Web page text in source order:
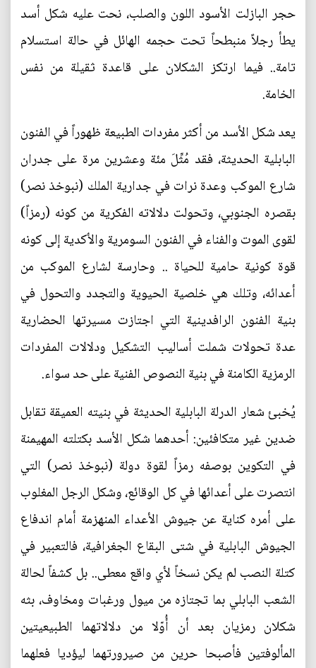
حجر البازلت الأسود اللون والصلب، نحت عليه شكل أسد
يطأ رجلاً منبطحاً تحت حجمه الهائل في حالة استسلام
تامة.. فيما ارتكز الشكلان على قاعدة ثقيلة من نفس
الخامة.
يعد شكل الأسد من أكثر مفردات الطبيعة ظهوراً في الفنون
البابلية الحديثة، فقد مُثِّلَ مئة وعشرين مرة على جدران
شارع الموكب وعدة نرات في جدارية الملك (نبوخذ نصر)
بقصره الجنوبي، وتحولت دلالاته الفكرية من كونه (رمزاً)
لقوى الموت والفناء في الفنون السومرية والأكدية إلى كونه
قوة كونية حامية للحياة .. وحارسة لشارع الموكب من
أعدائه، وتلك هي خلصية الحيوية والتجدد والتحول في
بنية الفنون الرافدينية التي اجتازت مسيرتها الحضارية
عدة تحولات شملت أساليب التشكيل ودلالات المفردات
الرمزية الكامنة في بنية النصوص الفنية على حد سواء.
يُخبئ شعار الدرلة البابلية الحديثة في بنيته العميقة تقابل
ضدين غير متكافئين: أحدهما شكل الأسد بكتلته المهيمنة
في التكوين بوصفه رمزاً لقوة دولة (نبوخذ نصر) التي
انتصرت على أعدائها في كل الوقائع، وشكل الرجل المغلوب
على أمره كناية عن جيوش الأعداء المنهزمة أمام اندفاع
الجيوش البابلية في شتى البقاع الجغرافية، فالتعبير في
كتلة النصب لم يكن نسخاً لأي واقع معطى.. بل كشفاً لحالة
الشعب البابلي بما تجتازه من ميول ورغبات ومخاوف، بثه
شكلان رمزيان بعد أن أُوّلا من دلالاتهما الطبيعيتين
المألوفتين فأصبحا حرين من صيرورتهما ليؤديا فعلهما